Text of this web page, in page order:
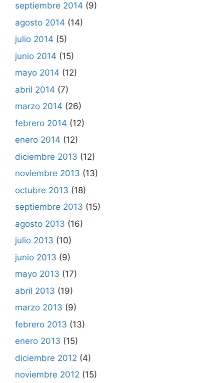
septiembre 2014 (9)
agosto 2014 (14)
julio 2014 (5)
junio 2014 (15)
mayo 2014 (12)
abril 2014 (7)
marzo 2014 (26)
febrero 2014 (12)
enero 2014 (12)
diciembre 2013 (12)
noviembre 2013 (13)
octubre 2013 (18)
septiembre 2013 (15)
agosto 2013 (16)
julio 2013 (10)
junio 2013 (9)
mayo 2013 (17)
abril 2013 (19)
marzo 2013 (9)
febrero 2013 (13)
enero 2013 (15)
diciembre 2012 (4)
noviembre 2012 (15)